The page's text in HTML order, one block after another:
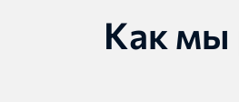
Как мы